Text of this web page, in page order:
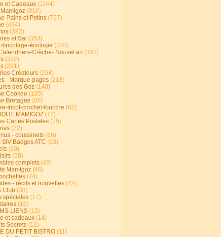
et Cadeaux (1144)
(916)
Pains et Potins (757)
(434)
(392)
et Sal (353)
bricolage-écologie (340)
Crèche- Nouvel an (327)
(322)
(291)
Créateurs (254)
- Marque-pages (218)
des Goz (140)
Cookeo (120)
Bretagne (86)
tricot-crochet-fourche (82)
MAMIGOZ (77)
Cartes Postales (75)
(72)
- coussinets (66)
Badges ATC (63)
(60)
(58)
complets (49)
Mamigoz (46)
(44)
- récits et nouvelles (42)
Club (38)
spéciales (17)
(16)
LIENS (15)
et cadeaux (14)
Secrets (12)
DU PETIT BISTRO (11)